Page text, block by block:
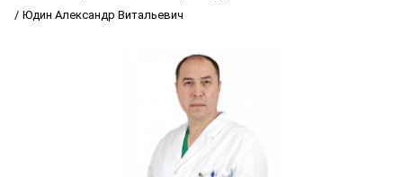
Юдин Александр Витальевич